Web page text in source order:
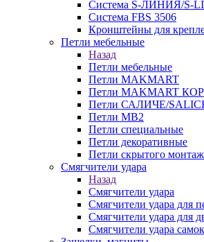
Система S-ЛИНИЯ/S-
Система FBS 3506
Кронштейны для
Петли мебельные
Назад
Петли мебельные
Петли MAKMART
Петли MAKMART
Петли САЛИЧЕ/
Петли MB2
Петли специальные
Петли декоративные
Петли скрытого
Смягчители удара
Назад
Смягчители удара
Смягчители удара для
Смягчители удара для
Cмягчители удара